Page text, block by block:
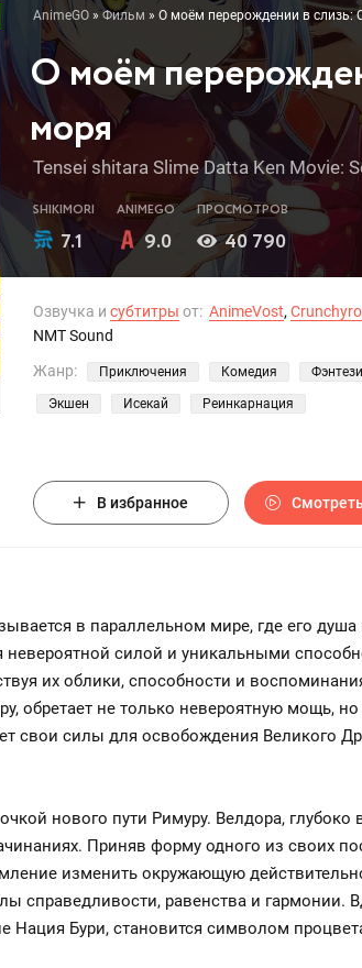
AnimeGO »Фильм » О моём перерождении в слизь:
О моём
моря
Tensei shitara Slime Datta Ken Movie:
SHIKIMORI
7.1
ANIMEGO
9.0
ПРОСМОТРОВ
40 790
Озвучка и субтитры от: AnimeVost, Crunchyroll
NMT Sound
Жанр:
Приключения Комедия Фэнтези
Экшен Исекай Реинкарнация
В избранное
в параллельном мире, где его
силой и уникальными
их облики, способности и
обретает не только невероятную мощь,
свои силы для освобождения Великого
нового пути Римуру. Велдора,
Приняв форму одного из своих
изменить окружающую
справедливости, равенства и
Нация Бури, становится символом